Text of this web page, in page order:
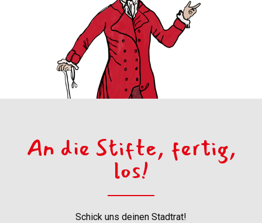
An die Stifte, fertig,
los!
Schick uns deinen Stadtrat!